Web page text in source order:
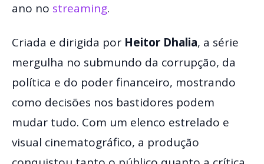
ano no streaming.
Criada e dirigida por Heitor Dhalia, a série
mergulha no submundo da corrupção, da
política e do poder financeiro, mostrando
como decisões nos bastidores podem
mudar tudo. Com um elenco estrelado e
visual cinematográfico, a produção